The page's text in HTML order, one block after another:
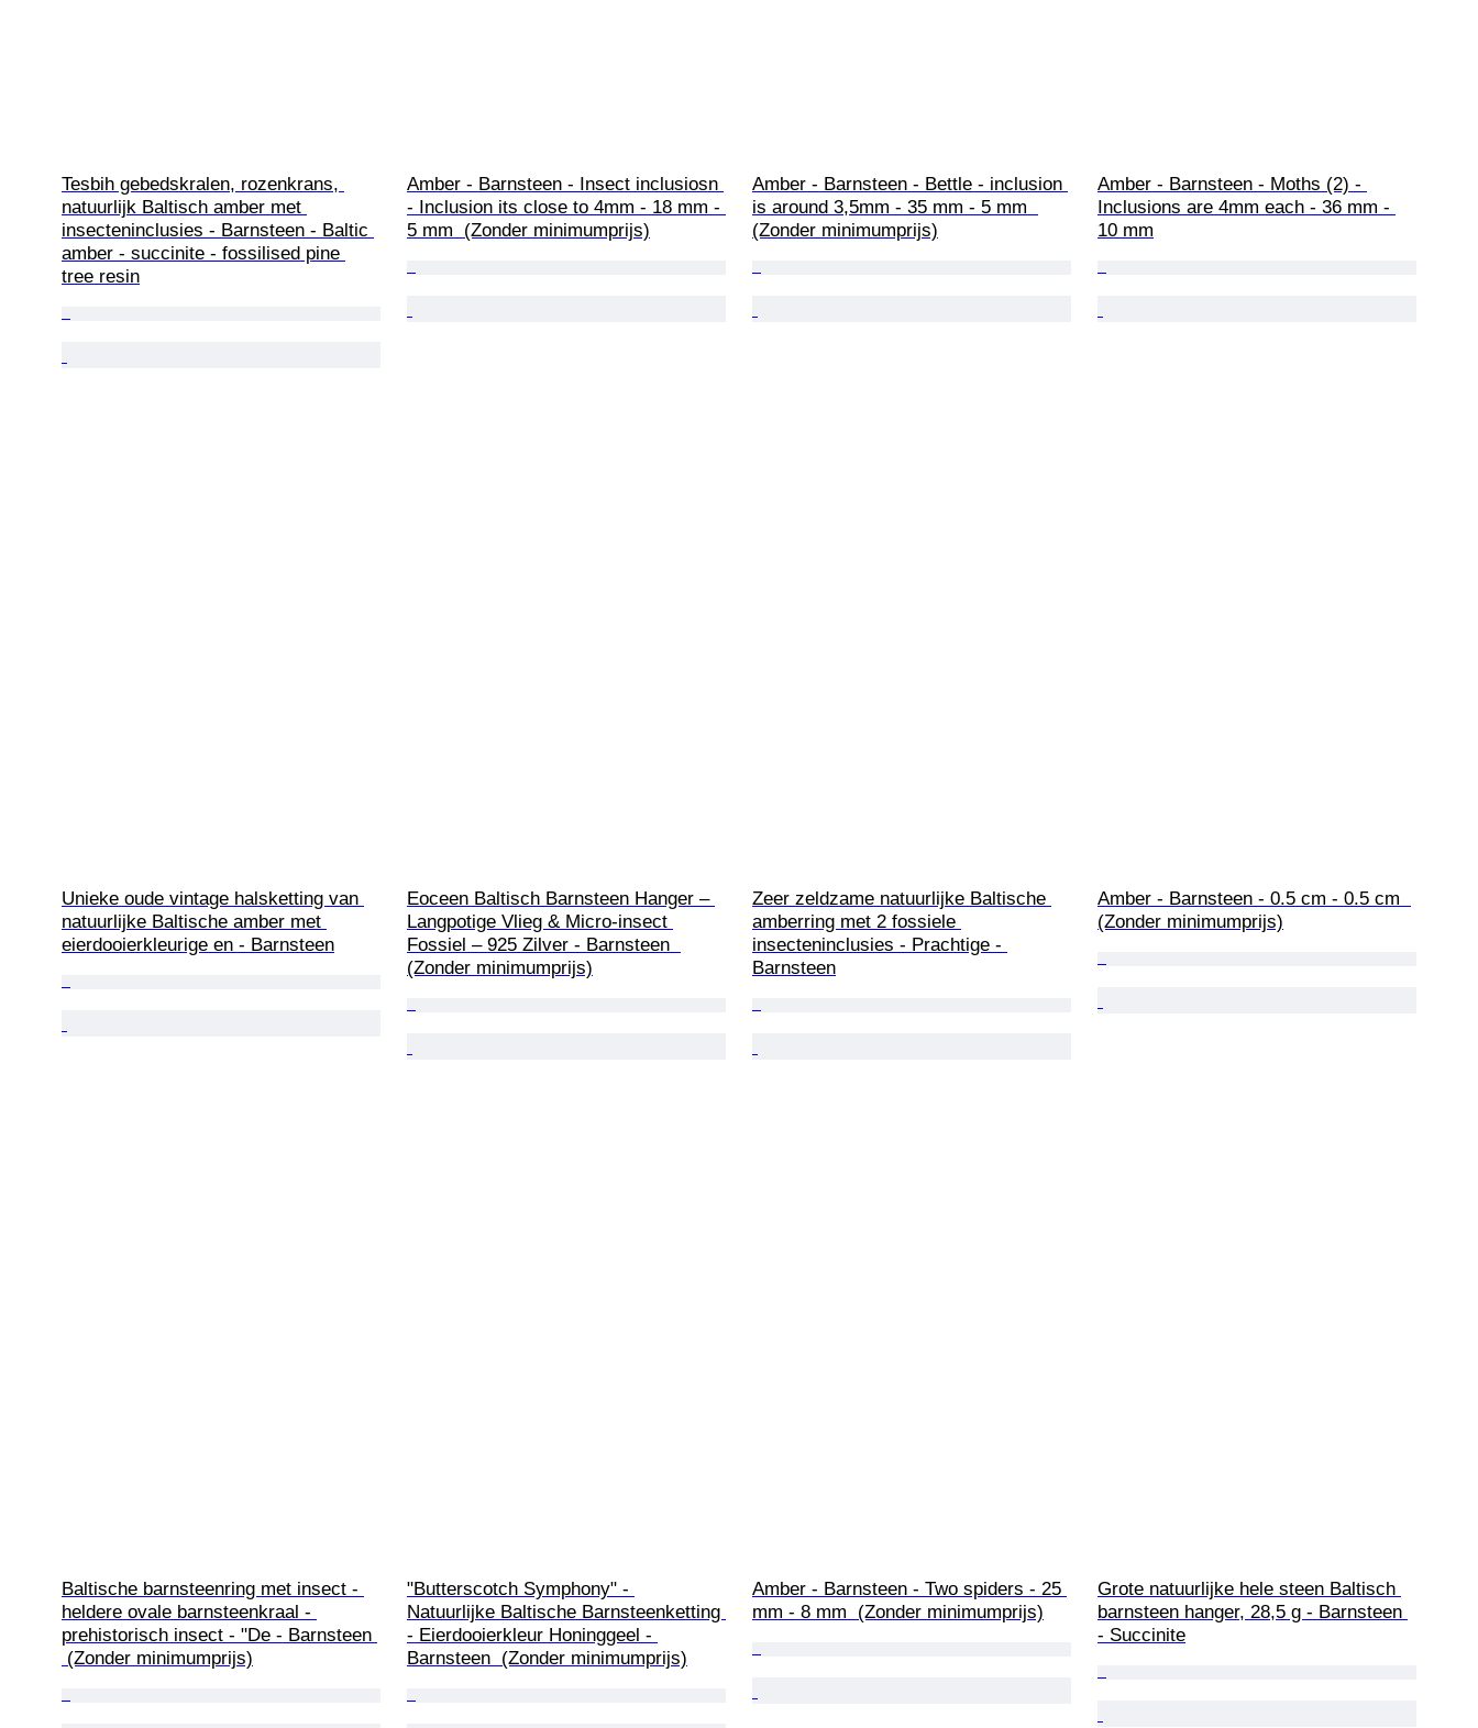
Tesbih gebedskralen, rozenkrans,
natuurlijk Baltisch amber met
insecteninclusies - Barnsteen - Baltic
amber - succinite - fossilised pine
tree resin
Amber - Barnsteen - Insect inclusiosn
- Inclusion its close to 4mm - 18 mm -
5 mm  (Zonder minimumprijs)
Amber - Barnsteen - Bettle - inclusion
is around 3,5mm - 35 mm - 5 mm
(Zonder minimumprijs)
Amber - Barnsteen - Moths (2) -
Inclusions are 4mm each - 36 mm -
10 mm
Unieke oude vintage halsketting van
natuurlijke Baltische amber met
eierdooierkleurige en - Barnsteen
Eoceen Baltisch Barnsteen Hanger –
Langpotige Vlieg & Micro-insect
Fossiel – 925 Zilver - Barnsteen
(Zonder minimumprijs)
Zeer zeldzame natuurlijke Baltische
amberring met 2 fossiele
insecteninclusies - Prachtige -
Barnsteen
Amber - Barnsteen - 0.5 cm - 0.5 cm
(Zonder minimumprijs)
Baltische barnsteenring met insect -
heldere ovale barnsteenkraal -
prehistorisch insect - "De - Barnsteen
(Zonder minimumprijs)
"Butterscotch Symphony" -
Natuurlijke Baltische Barnsteenketting
- Eierdooierkleur Honinggeel -
Barnsteen  (Zonder minimumprijs)
Amber - Barnsteen - Two spiders - 25
mm - 8 mm  (Zonder minimumprijs)
Grote natuurlijke hele steen Baltisch
barnsteen hanger, 28,5 g - Barnsteen
- Succinite